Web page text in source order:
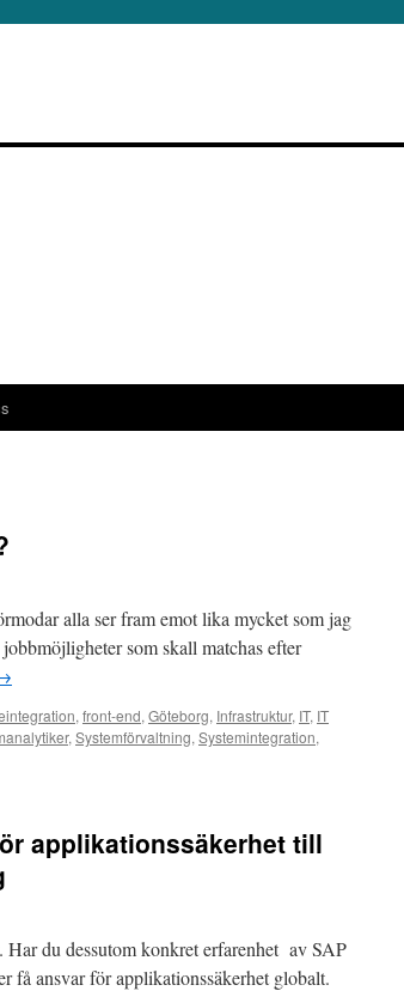
alla ser fram emot lika mycket som jag
som skall matchas efter
, front-end, Göteborg, Infrastruktur, IT, IT
, Systemförvaltning, Systemintegration,
applikationssäkerhet till
du dessutom konkret erfarenhet av SAP
få ansvar för applikationssäkerhet globalt.